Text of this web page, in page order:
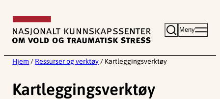
innhold
Meny
Hjem / Ressurser og verktøy / Kartleggingsverktøy
Kartleggingsverktøy